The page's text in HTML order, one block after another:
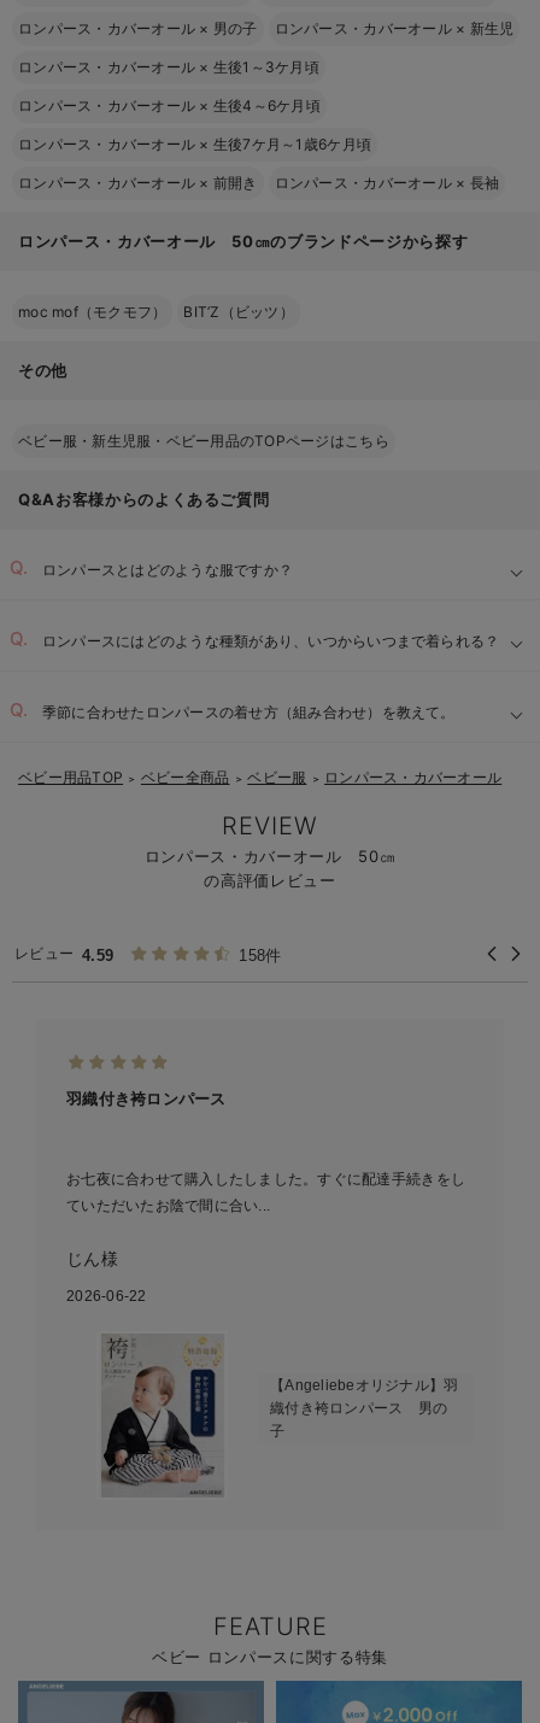
ロンパース・カバーオール × 男の子 ロンパース・カバーオール × 新生児
ロンパース・カバーオール × 生後1～3ケ月頃
ロンパース・カバーオール × 生後4～6ケ月頃
ロンパース・カバーオール × 生後7ケ月～1歳6ケ月頃
ロンパース・カバーオール × 前開き ロンパース・カバーオール × 長袖
ロンパース・カバーオール 50㎝のブランドページから探す
moc mof（モクモフ） BIT’Z（ビッツ）
その他
ベビー服・新生児服・ベビー用品のTOPページはこちら
Q&Aお客様からのよくあるご質問
ロンパースとはどのような服ですか？
ロンパースにはどのような種類があり、いつからいつまで着られる？
季節に合わせたロンパースの着せ方（組み合わせ）を教えて。
ベビー用品TOP ＞ ベビー全商品 ＞ ベビー服 ＞ ロンパース・カバーオール
REVIEW
ロンパース・カバーオール 50㎝
の高評価レビュー
レビュー 4.59 158件
羽織付き袴ロンパース
お七夜に合わせて購入したしました。すぐに配達手続きをし
ていただいたお陰で間に合い...
じん様
2026-06-22
【Angeliebeオリジナル】羽
織付き袴ロンパース 男の
子
FEATURE
ベビー ロンパースに関する特集